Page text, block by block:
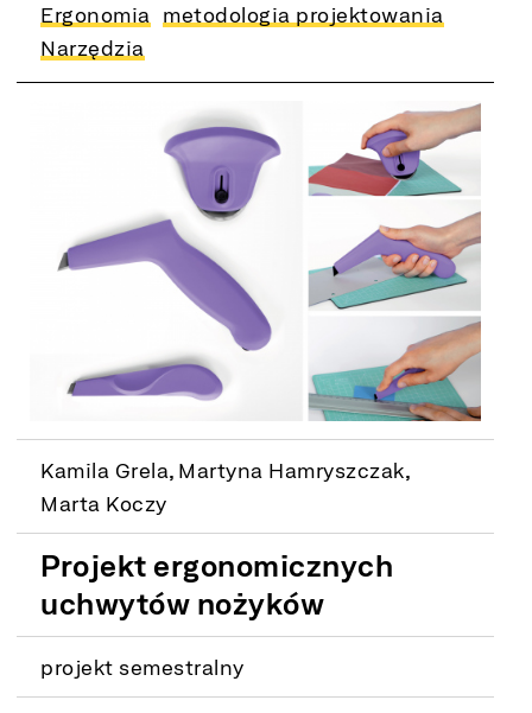
Ergonomia
metodologia projektowania
Narzędzia
Kamila Grela, Martyna Hamryszczak,
Marta Koczy
Projekt ergonomicznych
uchwytów nożyków
projekt semestralny